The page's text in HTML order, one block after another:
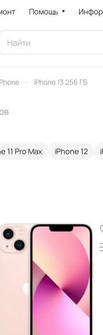
Помощь
– iPhone 13 256 ГБ
11 Pro Max iPhone 12